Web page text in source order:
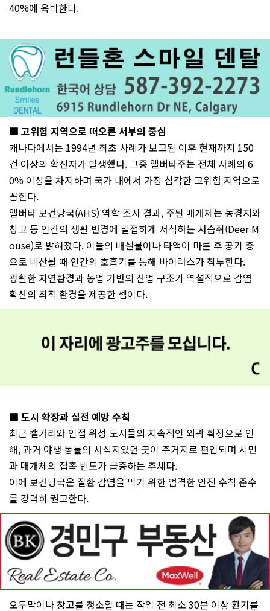
40%에 육박한다.
■ 고위험 지역으로 떠오른 서부의 중심
캐나다에서는 1994년 최초 사례가 보고된 이후 현재까지 150
건 이상의 확진자가 발생했다. 그중 앨버타주는 전체 사례의 6
0% 이상을 차지하며 국가 내에서 가장 심각한 고위험 지역으로
꼽힌다.
앨버타 보건당국(AHS) 역학 조사 결과, 주된 매개체는 농경지와
창고 등 인간의 생활 반경에 밀접하게 서식하는 사슴쥐(Deer M
ouse)로 밝혀졌다. 이들의 배설물이나 타액이 마른 후 공기 중
으로 비산될 때 인간의 호흡기를 통해 바이러스가 침투한다.
광활한 자연환경과 농업 기반의 산업 구조가 역설적으로 감염
확산의 최적 환경을 제공한 셈이다.
■ 도시 확장과 실전 예방 수칙
최근 캘거리와 인접 위성 도시들의 지속적인 외곽 확장으로 인
해, 과거 야생 동물의 서식지였던 곳이 주거지로 편입되며 시민
과 매개체의 접촉 빈도가 급증하는 추세다.
이에 보건당국은 질환 감염을 막기 위한 엄격한 안전 수칙 준수
를 강력히 권고한다.
오두막이나 창고를 청소할 때는 작업 전 최소 30분 이상 환기를